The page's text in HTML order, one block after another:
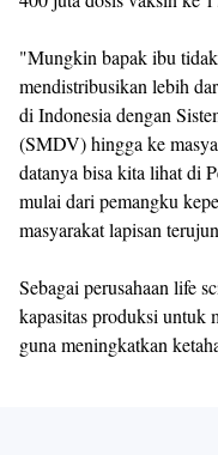
"Mungkin bapak ibu
mendistribusikan lebih
di Indonesia dengan
(SMDV) hingga ke
datanya bisa kita lihat di
mulai dari pemangku
masyarakat lapisan
Sebagai perusahaan life
kapasitas produksi untuk
guna meningkatkan